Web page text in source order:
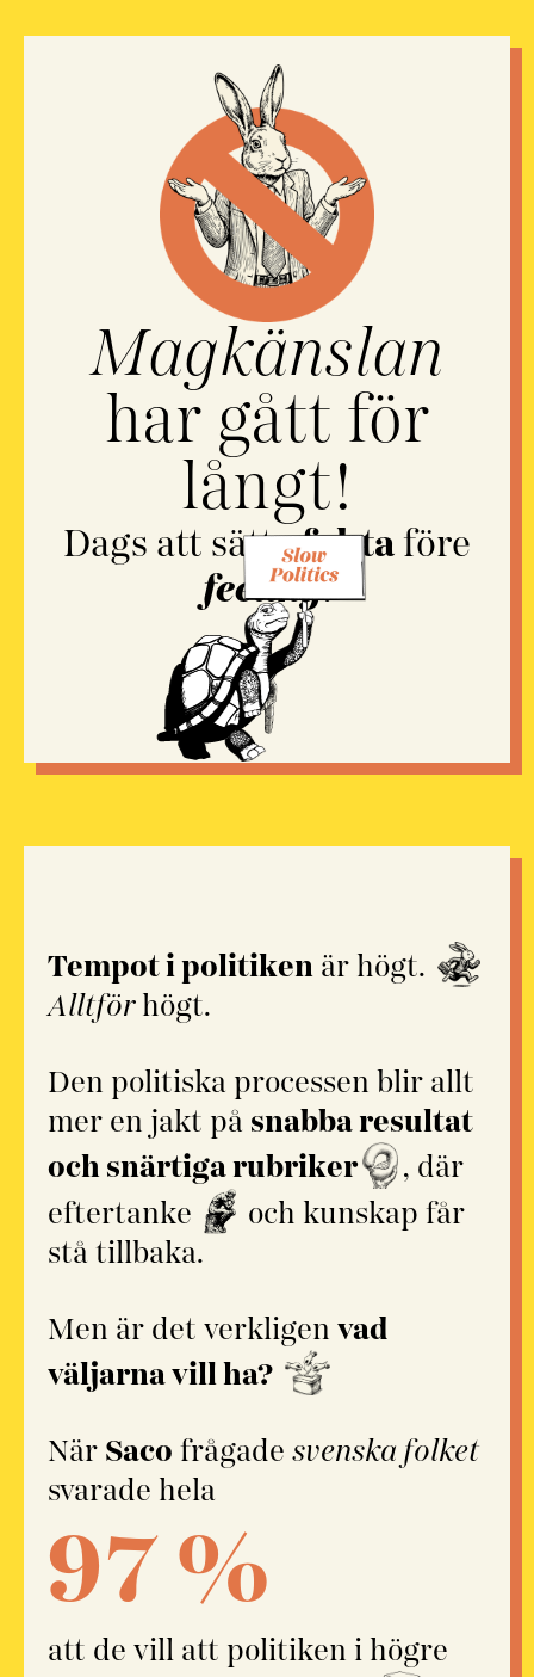
Magkänslan
har gått för
långt!
Dags att sättafaktaföre
feeling.
Tempot i politiken är högt.
Alltförhögt.
Den politiska processen blir allt
mer en jakt på snabba resultat
och snärtiga rubriker
, där
eftertanke
och kunskap får
stå tillbaka.
Men är det verkligen vad
väljarna vill ha?
När Saco frågade svenska folket
svarade hela
97%
att de vill att politiken i högre